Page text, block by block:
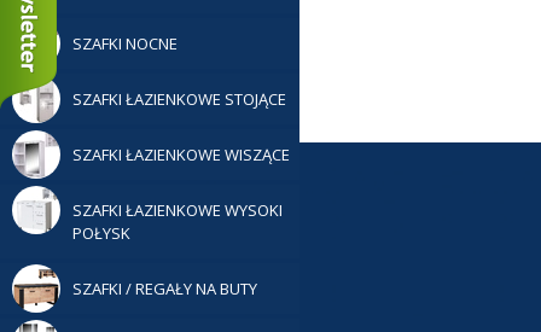
SZAFKI NOCNE
SZAFKI ŁAZIENKOWE STOJĄCE
SZAFKI ŁAZIENKOWE WISZĄCE
SZAFKI ŁAZIENKOWE WYSOKI
POŁYSK
SZAFKI / REGAŁY NA BUTY